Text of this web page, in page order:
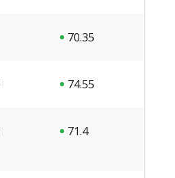
70.35
74.55
71.4